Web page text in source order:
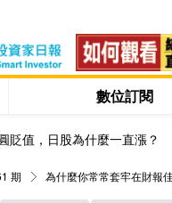
數位訂閱
貶值，日股為什麼一直漲？
期 為什麼你常常套牢在財報